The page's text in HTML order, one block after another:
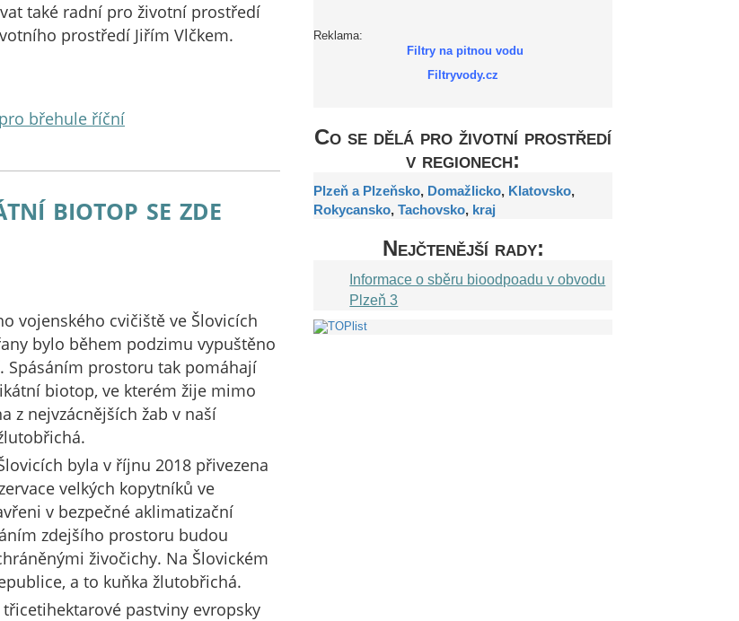
také radní pro životní prostředí
prostředí Jiřím Vlčkem.
břehule říční
biotop se zde
vojenského cvičiště ve Šlovicích
bylo během podzimu vypuštěno
Spásáním prostoru tak pomáhají
biotop, ve kterém žije mimo
z nejvzácnějších žab v naší
byla v říjnu 2018 přivezena
velkých kopytníků ve
v bezpečné aklimatizační
zdejšího prostoru budou
živočichy. Na Šlovickém
a to kuňka žlutobřichá.
pastviny evropsky
Reklama:
Filtry na pitnou vodu
Filtryvody.cz
Co se dělá pro životní prostředí
v regionech:
Plzeň a Plzeňsko, Domažlicko, Klatovsko,
Rokycansko,Tachovsko, kraj
Nejčtenější rady:
Informace o sběru bioodpoadu v obvodu
Plzeň 3